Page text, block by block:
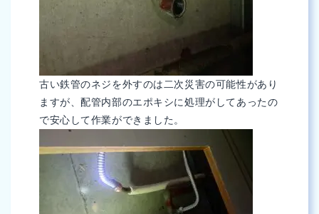
古い鉄管のネジを外すのは二次災害の可能性があり
ますが、配管内部のエポキシに処理がしてあったの
で安心して作業ができました。